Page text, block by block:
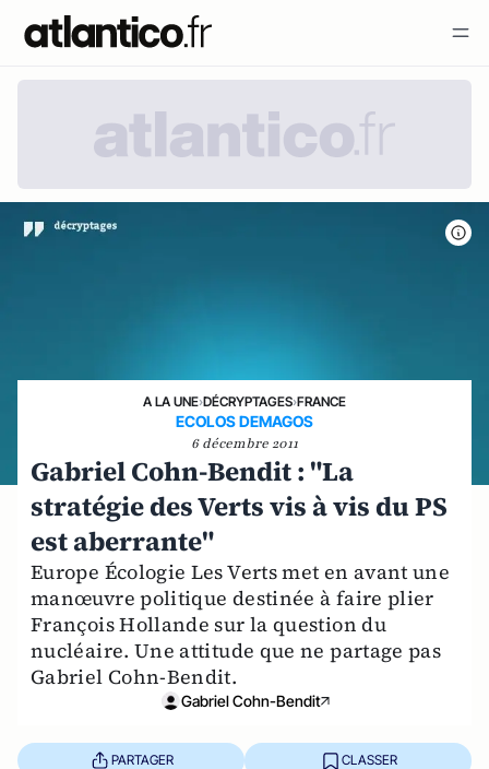
A LA UNE›DÉCRYPTAGES›FRANCE
ECOLOS DEMAGOS
6 décembre 2011
Gabriel Cohn-Bendit : "La
stratégie des Verts vis à vis du PS
est aberrante"
Europe Écologie Les Verts met en avant une
manœuvre politique destinée à faire plier
François Hollande sur la question du
nucléaire. Une attitude que ne partage pas
Gabriel Cohn-Bendit.
Gabriel Cohn-Bendit
PARTAGER CLASSER